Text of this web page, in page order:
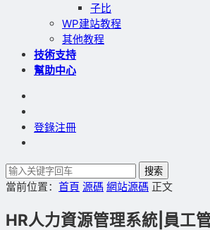
子比
WP建站教程
其他教程
技術支持
幫助中心
登錄注冊
搜索
當前位置： 首頁 源碼 網站源碼 正文
HR人力資源管理系統|員工